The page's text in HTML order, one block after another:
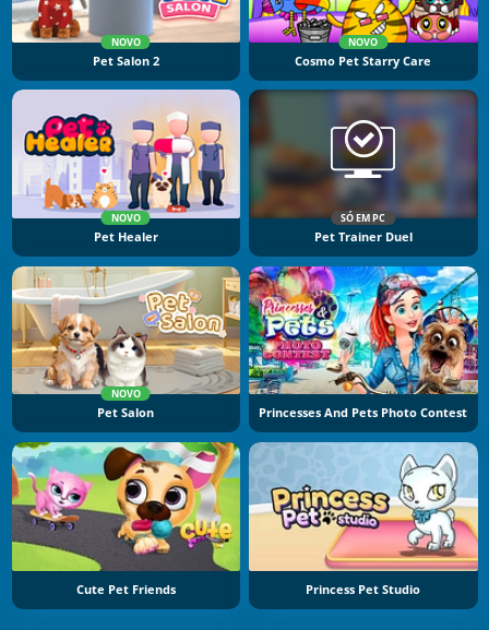
NOVO
Pet Salon 2
NOVO
Cosmo Pet Starry Care
NOVO
Pet Healer
SÓ EM PC
Pet Trainer Duel
NOVO
Pet Salon Princesses And Pets Photo Contest
Cute Pet Friends Princess Pet Studio